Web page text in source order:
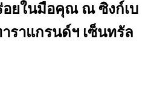
ยในมือคุณ ณ ซิงก์เบ
าราแกรนด์ฯ เซ็นทรัล